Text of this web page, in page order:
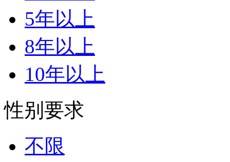
5年以上
8年以上
10年以上
性别要求
不限